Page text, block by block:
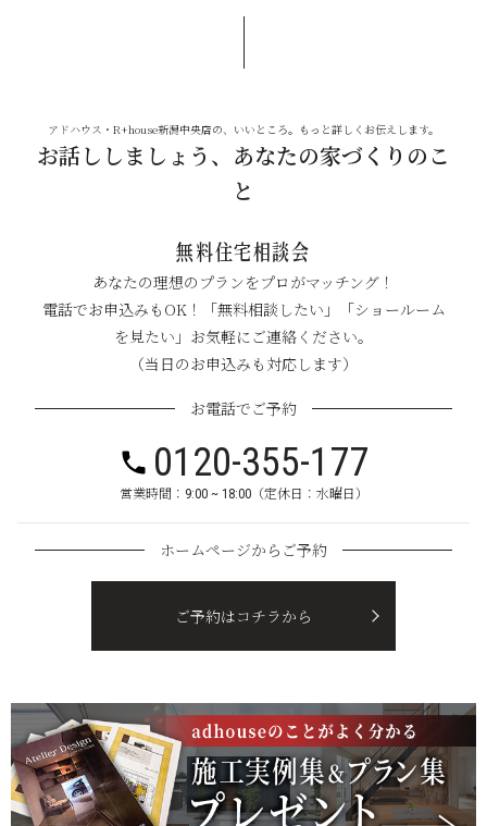
アドハウス・R+house新潟中央店の、いいところ。もっと詳しくお伝えします。
お話ししましょう、あなたの家づくりのこ
と
無料住宅相談会
あなたの理想のプランをプロがマッチング！
電話でお申込みもOK！「無料相談したい」「ショールーム
を見たい」お気軽にご連絡ください。
（当日のお申込みも対応します）
お電話でご予約
0120-355-177
営業時間：9:00 ~ 18:00（定休日：水曜日）
ホームページからご予約
ご予約はコチラから